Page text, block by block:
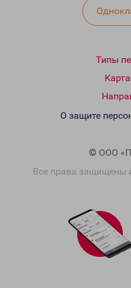
Типы
© ООО
Все права защищены
О защите